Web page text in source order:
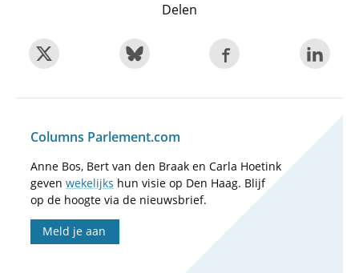
Delen
Columns Parlement.com
Anne Bos, Bert van den Braak en Carla Hoetink
geven wekelijks hun visie op Den Haag. Blijf
op de hoogte via de nieuwsbrief.
Meld je aan